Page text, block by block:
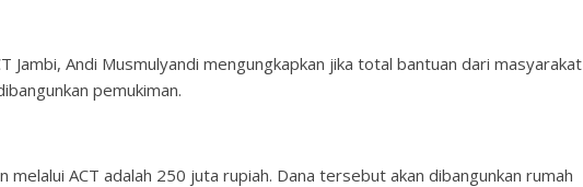
Jambi, Andi Musmulyandi mengungkapkan jika total bantuan dari masyarakat
pemukiman.
ACT adalah 250 juta rupiah. Dana tersebut akan dibangunkan rumah